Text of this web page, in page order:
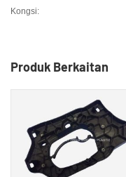
Kongsi:
Produk Berkaitan